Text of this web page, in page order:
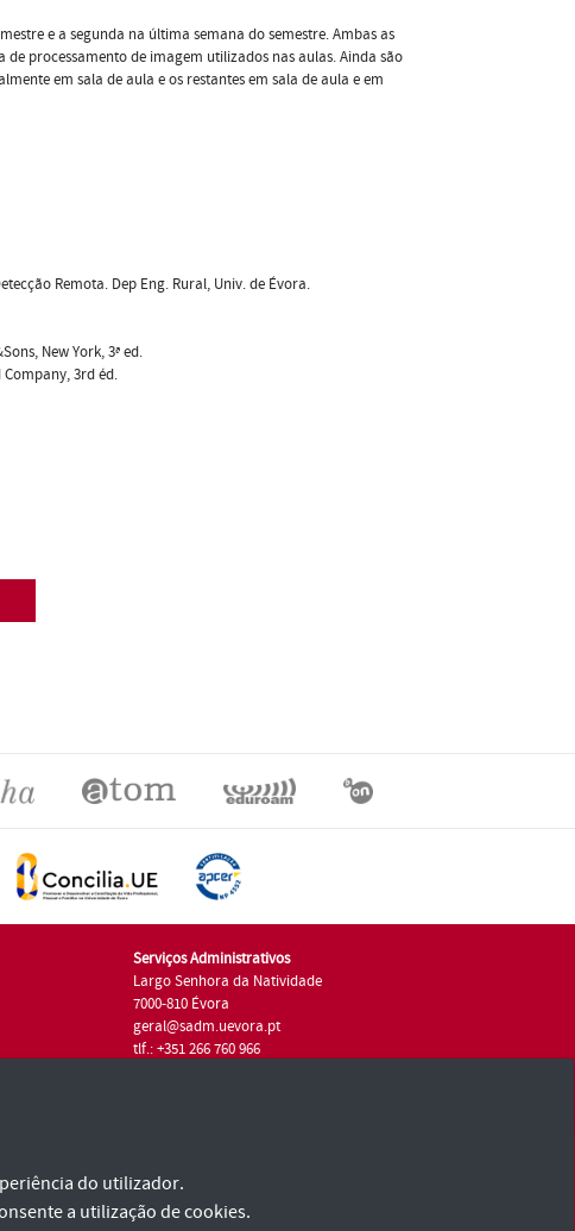
e a segunda na última semana do semestre. Ambas as
processamento de imagem utilizados nas aulas. Ainda são
em sala de aula e os restantes em sala de aula e em
Remota. Dep Eng. Rural, Univ. de Évora.
New York, 3ª ed.
Company, 3rd éd.
Serviços Administrativos
Largo Senhora da Natividade
7000-810 Évora
geral@sadm.uevora.pt
tlf.: +351 266 760 966
do utilizador.
a utilização de cookies.